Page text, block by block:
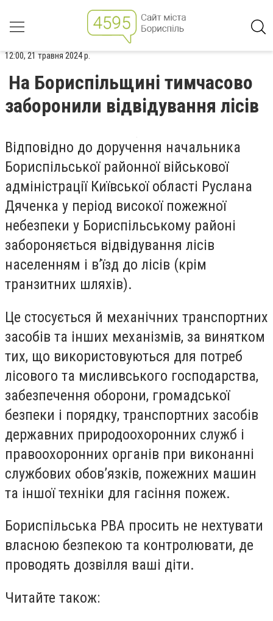
12:00, 21 травня 2024 р.
На Бориспільщині тимчасово
заборонили відвідування лісів
Відповідно до доручення начальника
Бориспільської районної військової
адміністрації Київської області Руслана
Дяченка у період високої пожежної
небезпеки у Бориспільському районі
забороняється відвідування лісів
населенням і в’їзд до лісів (крім
транзитних шляхів).
Це стосується й механічних транспортних
засобів та інших механізмів, за винятком
тих, що використовуються для потреб
лісового та мисливського господарства,
забезпечення оборони, громадської
безпеки і порядку, транспортних засобів
державних природоохоронних служб і
правоохоронних органів при виконанні
службових обов’язків, пожежних машин
та іншої техніки для гасіння пожеж.
Бориспільська РВА просить не нехтувати
власною безпекою та контролювати, де
проводять дозвілля ваші діти.
Читайте також: